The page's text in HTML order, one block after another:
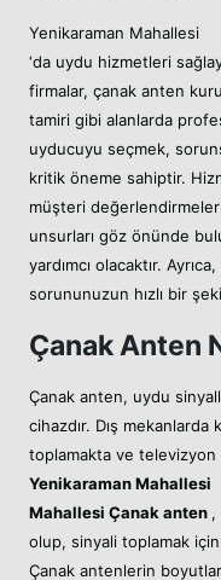
Yenikaraman Mahallesi
‘da uydu hizmetleri
firmalar, çanak anten
tamiri gibi alanlarda
uyducuyu seçmek,
kritik öneme sahiptir.
müşteri
unsurları göz önünde
yardımcı olacaktır.
sorununuzun hızlı bir
Çanak Anten
Çanak anten, uydu
cihazdır. Dış
toplamakta ve televizyon
Yenikaraman Mahallesi
Mahallesi Çanak anten ,
olup, sinyali toplamak
Çanak antenlerin